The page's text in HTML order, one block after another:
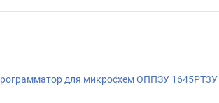
для микросхем ОППЗУ 1645РТ3У